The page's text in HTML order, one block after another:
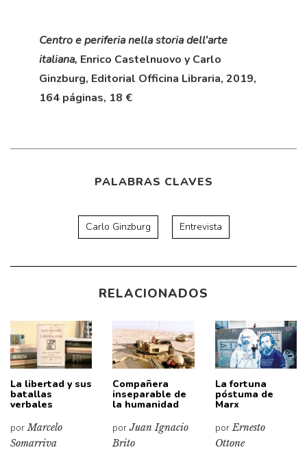
Centro e periferia nella storia dell’arte
italiana, Enrico Castelnuovo y Carlo
Ginzburg, Editorial Officina Libraria, 2019,
164 páginas, 18 €
PALABRAS CLAVES
Carlo Ginzburg Entrevista
RELACIONADOS
La libertad y sus
batallas
verbales
porMarcelo
Somarriva
Compañera
inseparable de
la humanidad
porJuan Ignacio
Brito
La fortuna
póstuma de
Marx
porErnesto
Ottone